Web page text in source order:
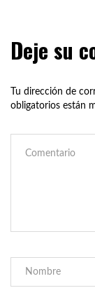
Deje su
Tu dirección de
obligatorios están